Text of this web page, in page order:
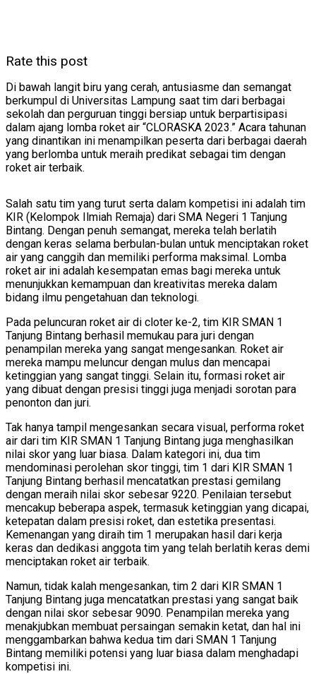
Rate this post
Di bawah langit biru yang cerah, antusiasme dan semangat
berkumpul di Universitas Lampung saat tim dari berbagai
sekolah dan perguruan tinggi bersiap untuk berpartisipasi
dalam ajang lomba roket air “CLORASKA 2023.” Acara tahunan
yang dinantikan ini menampilkan peserta dari berbagai daerah
yang berlomba untuk meraih predikat sebagai tim dengan
roket air terbaik.
Salah satu tim yang turut serta dalam kompetisi ini adalah tim
KIR (Kelompok Ilmiah Remaja) dari SMA Negeri 1 Tanjung
Bintang. Dengan penuh semangat, mereka telah berlatih
dengan keras selama berbulan-bulan untuk menciptakan roket
air yang canggih dan memiliki performa maksimal. Lomba
roket air ini adalah kesempatan emas bagi mereka untuk
menunjukkan kemampuan dan kreativitas mereka dalam
bidang ilmu pengetahuan dan teknologi.
Pada peluncuran roket air di cloter ke-2, tim KIR SMAN 1
Tanjung Bintang berhasil memukau para juri dengan
penampilan mereka yang sangat mengesankan. Roket air
mereka mampu meluncur dengan mulus dan mencapai
ketinggian yang sangat tinggi. Selain itu, formasi roket air
yang dibuat dengan presisi tinggi juga menjadi sorotan para
penonton dan juri.
Tak hanya tampil mengesankan secara visual, performa roket
air dari tim KIR SMAN 1 Tanjung Bintang juga menghasilkan
nilai skor yang luar biasa. Dalam kategori ini, dua tim
mendominasi perolehan skor tinggi, tim 1 dari KIR SMAN 1
Tanjung Bintang berhasil mencatatkan prestasi gemilang
dengan meraih nilai skor sebesar 9220. Penilaian tersebut
mencakup beberapa aspek, termasuk ketinggian yang dicapai,
ketepatan dalam presisi roket, dan estetika presentasi.
Kemenangan yang diraih tim 1 merupakan hasil dari kerja
keras dan dedikasi anggota tim yang telah berlatih keras demi
menciptakan roket air terbaik.
Namun, tidak kalah mengesankan, tim 2 dari KIR SMAN 1
Tanjung Bintang juga mencatatkan prestasi yang sangat baik
dengan nilai skor sebesar 9090. Penampilan mereka yang
menakjubkan membuat persaingan semakin ketat, dan hal ini
menggambarkan bahwa kedua tim dari SMAN 1 Tanjung
Bintang memiliki potensi yang luar biasa dalam menghadapi
kompetisi ini.